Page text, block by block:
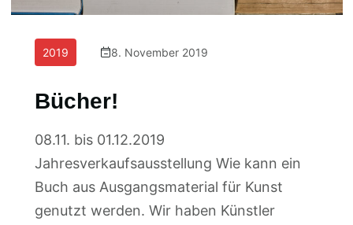
2019 8. November 2019
Bücher!
08.11. bis 01.12.2019
Jahresverkaufsausstellung Wie kann ein
Buch aus Ausgangsmaterial für Kunst
genutzt werden. Wir haben Künstler